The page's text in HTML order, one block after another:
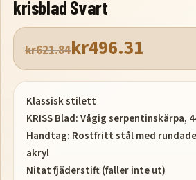
krisblad Svart
kr621.84kr496.31
Klassisk stilett
KRISS Blad: Vågig
Handtag: Rostfritt stål med
akryl
Nitat fjäderstift (faller inte ut)